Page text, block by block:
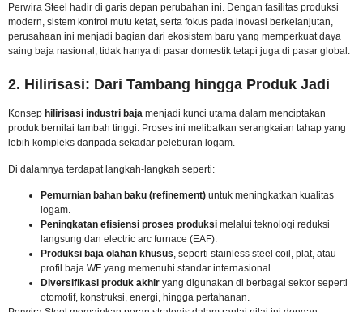
Perwira Steel hadir di garis depan perubahan ini. Dengan fasilitas produksi
modern, sistem kontrol mutu ketat, serta fokus pada inovasi berkelanjutan,
perusahaan ini menjadi bagian dari ekosistem baru yang memperkuat daya
saing baja nasional, tidak hanya di pasar domestik tetapi juga di pasar global.
2. Hilirisasi: Dari Tambang hingga Produk Jadi
Konsep hilirisasi industri baja menjadi kunci utama dalam menciptakan
produk bernilai tambah tinggi. Proses ini melibatkan serangkaian tahap yang
lebih kompleks daripada sekadar peleburan logam.
Di dalamnya terdapat langkah-langkah seperti:
Pemurnian bahan baku (refinement) untuk meningkatkan kualitas
logam.
Peningkatan efisiensi proses produksi melalui teknologi reduksi
langsung dan electric arc furnace (EAF).
Produksi baja olahan khusus, seperti stainless steel coil, plat, atau
profil baja WF yang memenuhi standar internasional.
Diversifikasi produk akhir yang digunakan di berbagai sektor seperti
otomotif, konstruksi, energi, hingga pertahanan.